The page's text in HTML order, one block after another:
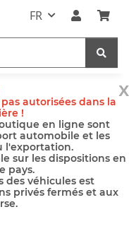
FR
x
autorisées dans la
!
en ligne sont
automobile et les
l'exportation.
sur les dispositions en
pays.
des véhicules est
privés fermés et aux